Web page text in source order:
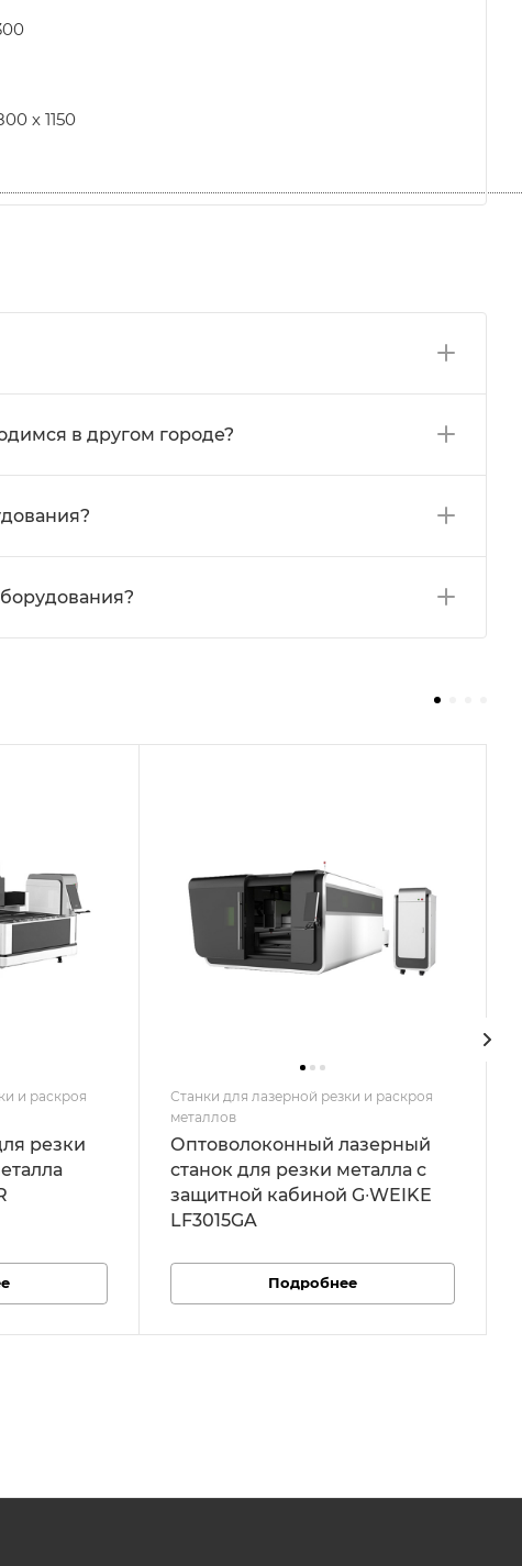
х 1150
в другом городе?
и раскроя
резки
Станки для лазерной резки и раскроя
металлов
Оптоволоконный лазерный
станок для резки металла c
защитной кабиной G∙WEIKE
LF3015GA
Подробнее